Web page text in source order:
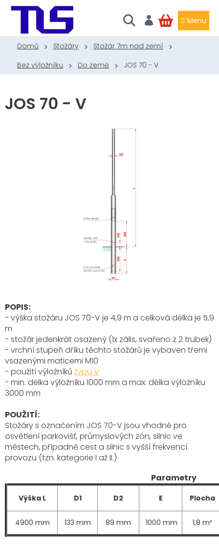
Přejít
NÁKUPNÍ
KOŠÍK
Domů Stožáry
Stožár 7m nad zemí
Bez výložníku
Do země JOS 70 - V
JOS 70 - V
POPIS:
- výška stožáru JOS 70-V je 4,9 m a celková délka je 5,9
m
- stožár jedenkrát osazený (1x zális, svařeno z 2 trubek)
- vrchní stupeň dříku těchto stožárů je vybaven třemi
vsazenými maticemi M10
- použití výložníků typu V
- min. délka výložníku 1000 mm a max. délka výložníku
3000 mm
POUŽITÍ:
Stožáry s označením JOS 70-V jsou vhodné pro
osvětlení parkovišť, průmyslových zón, silnic ve
městech, případně cest a silnic s vyšší frekvencí
provozu (tzn. kategorie I až II.)
Parametry
Výška L D1 D2 E Plocha
4900 mm 133 mm 89 mm 1000 mm 1,8 m²